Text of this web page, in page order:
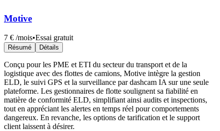
Motive
7 € /mois•Essai gratuit
Résumé Détails
Conçu pour les PME et ETI du secteur du transport et de la
logistique avec des flottes de camions, Motive intègre la gestion
ELD, le suivi GPS et la surveillance par dashcam IA sur une seule
plateforme. Les gestionnaires de flotte soulignent sa fiabilité en
matière de conformité ELD, simplifiant ainsi audits et inspections,
tout en appréciant les alertes en temps réel pour comportements
dangereux. En revanche, les options de tarification et le support
client laissent à désirer.